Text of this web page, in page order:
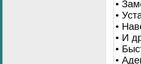
•
•
•
• И
•
•